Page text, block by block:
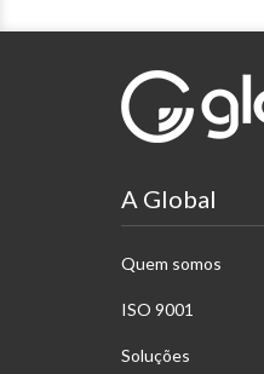
A Global
Quem somos
ISO 9001
Soluções